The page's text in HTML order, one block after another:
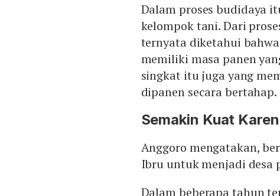
Dalam proses budidaya
kelompok tani. Dari
ternyata diketahui
memiliki masa panen
singkat itu juga yang
dipanen secara bertahap.
Semakin Kuat
Anggoro mengatakan,
Ibru untuk menjadi desa
Dalam beberapa tahun